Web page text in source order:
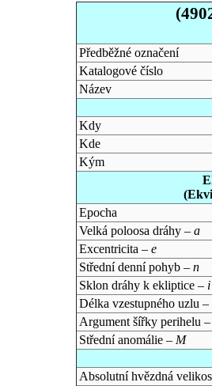
Předběžné označení
Katalogové číslo
Název
Kdy
Kde
Kým
Epocha
Velká poloosa dráhy – a
Excentricita – e
Střední denní pohyb – n
Sklon dráhy k ekliptice – i
Délka vzestupného uzlu –
Argument šířky perihelu
Střední anomálie – M
Absolutní hvězdná